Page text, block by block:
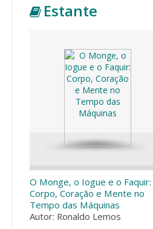
Estante
O Monge, o Iogue e o Faquir:
Corpo, Coração e Mente no
Tempo das Máquinas
Autor: Ronaldo Lemos